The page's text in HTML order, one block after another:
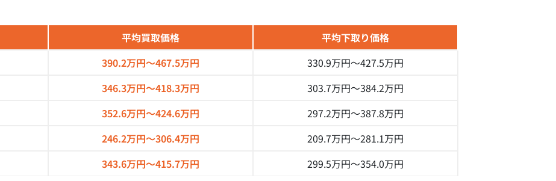
平均買取価格
平均下取り価格
390.2万円～467.5万円 330.9万円～427.5万円
346.3万円～418.3万円 303.7万円～384.2万円
352.6万円～424.6万円 297.2万円～387.8万円
246.2万円～306.4万円 209.7万円～281.1万円
343.6万円～415.7万円 299.5万円～354.0万円